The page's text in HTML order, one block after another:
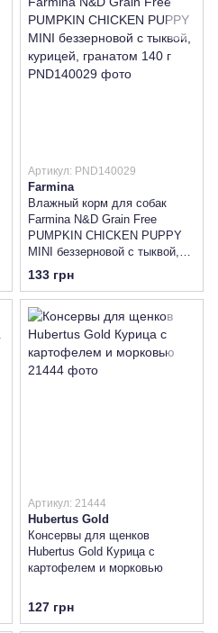
Артикул: PND140029
Farmina
Влажный корм для собак
Farmina N&D Grain Free
PUMPKIN CHICKEN PUPPY
MINI беззерновой с тыквой,
курицей, гранатом 140 г
133 грн
Артикул: 21444
Hubertus Gold
Консервы для щенков
Hubertus Gold Курица с
картофелем и морковью
127 грн